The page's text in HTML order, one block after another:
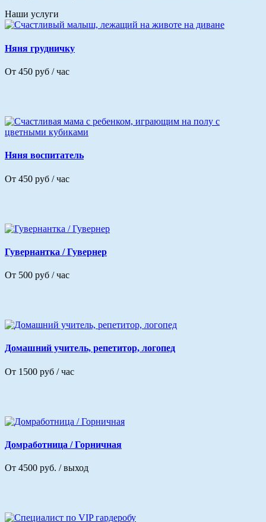
Наши услуги
Няня грудничку
От 450 руб / час
Няня воспитатель
От 450 руб / час
Гувернантка / Гувернер
От 500 руб / час
Домашний учитель, репетитор, логопед
От 1500 руб / час
Домработница / Горничная
От 4500 руб. / выход